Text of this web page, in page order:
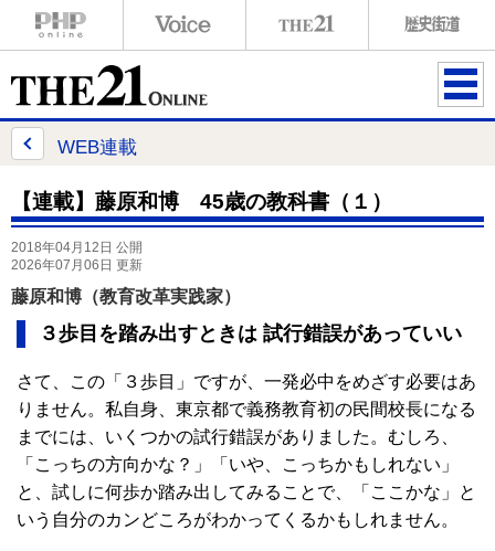
ME
WEB連載
【連載】藤原和博 45歳の教科書（１）
2018年04月12日 公開
2026年07月06日 更新
藤原和博（教育改革実践家）
３歩目を踏み出すときは 試行錯誤があっていい
さて、この「３歩目」ですが、一発必中をめざす必要はあ
りません。私自身、東京都で義務教育初の民間校長になる
までには、いくつかの試行錯誤がありました。むしろ、
「こっちの方向かな？」「いや、こっちかもしれない」
と、試しに何歩か踏み出してみることで、「ここかな」と
いう自分のカンどころがわかってくるかもしれません。